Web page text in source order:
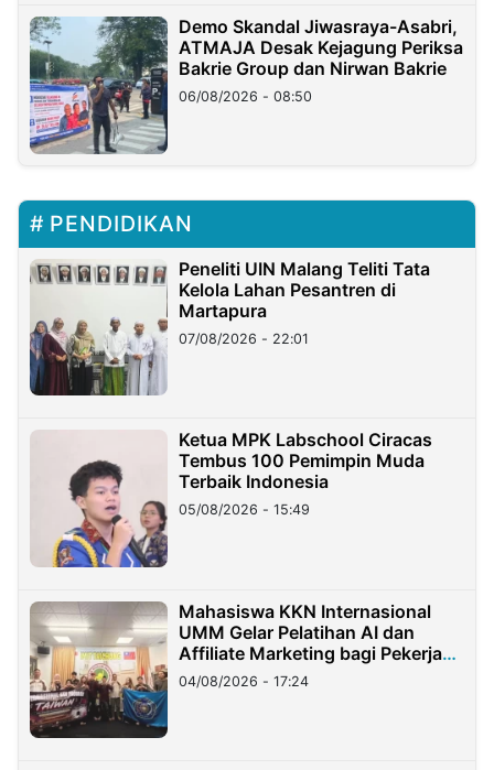
Demo Skandal Jiwasraya-Asabri,
ATMAJA Desak Kejagung Periksa
Bakrie Group dan Nirwan Bakrie
06/08/2026 - 08:50
PENDIDIKAN
Peneliti UIN Malang Teliti Tata
Kelola Lahan Pesantren di
Martapura
07/08/2026 - 22:01
Ketua MPK Labschool Ciracas
Tembus 100 Pemimpin Muda
Terbaik Indonesia
05/08/2026 - 15:49
Mahasiswa KKN Internasional
UMM Gelar Pelatihan AI dan
Affiliate Marketing bagi Pekerja
Migran Indonesia di Taiwan
04/08/2026 - 17:24